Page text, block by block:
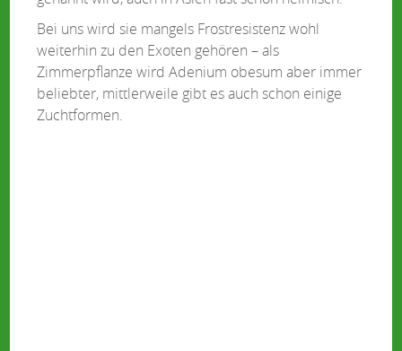
Bei uns wird sie mangels Frostresistenz wohl
weiterhin zu den Exoten gehören – als
Zimmerpflanze wird Adenium obesum aber immer
beliebter, mittlerweile gibt es auch schon einige
Zuchtformen.